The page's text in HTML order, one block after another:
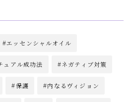
エッセンシャルオイル
ュアル成功法 ネガティブ対策
保護 内なるヴィジョン